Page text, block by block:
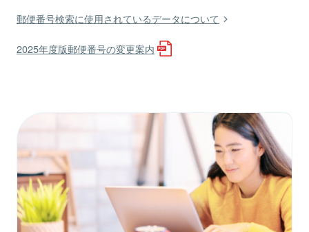
郵便番号検索に使用されているデータについて
2025年度版郵便番号の変更案内